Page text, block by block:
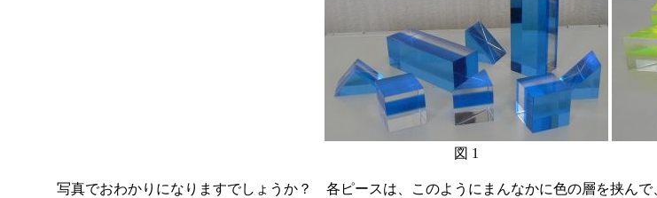
図 1
写真でおわかりになりますでしょうか？ 各ピースは、このようにまんなかに色の層を挟ん